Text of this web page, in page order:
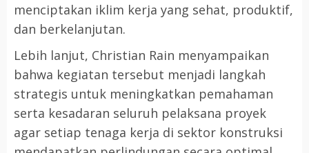
menciptakan iklim kerja yang sehat, produktif,
dan berkelanjutan.
Lebih lanjut, Christian Rain menyampaikan
bahwa kegiatan tersebut menjadi langkah
strategis untuk meningkatkan pemahaman
serta kesadaran seluruh pelaksana proyek
agar setiap tenaga kerja di sektor konstruksi